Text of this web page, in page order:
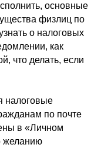
основные
физлиц по
о налоговых
как
что делать, если
налоговые
по почте
в «Личном
желанию